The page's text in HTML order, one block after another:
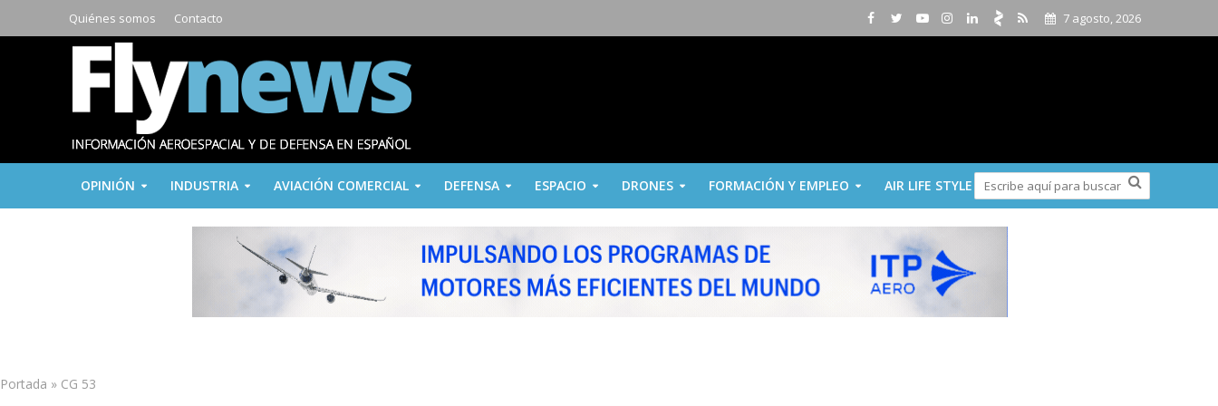
Quiénes somos Contacto 7 agosto, 2026
OPINIÓN INDUSTRIA AVIACIÓN COMERCIAL DEFENSA ESPACIO DRONES FORMACIÓN Y EMPLEO AIR LIFE STYLE
Portada » CG 53